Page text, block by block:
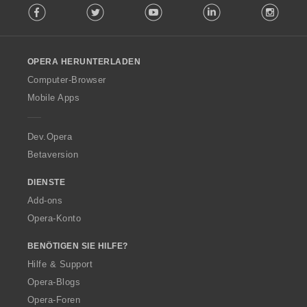
o
w
O
p
a
Facebook Twitter Youtube LinkedIn
OPERA HERUNTERLADEN
Computer-Browser
Mobile Apps
Dev.Opera
Betaversion
DIENSTE
Add-ons
Opera-Konto
BENÖTIGEN SIE HILFE?
Hilfe & Support
Opera-Blogs
Opera-Foren